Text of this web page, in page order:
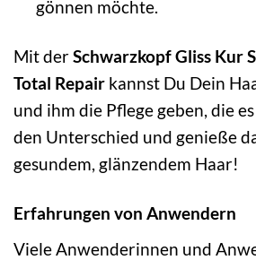
gönnen möchte.
Mit derSchwarzkopf Gliss Kur
Total Repair kannst Du Dein
und ihm die Pflege geben, die
den Unterschied und genieße
gesundem, glänzendem Haar!
Erfahrungen von Anwendern
Viele Anwenderinnen und